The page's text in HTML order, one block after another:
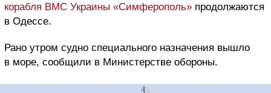
корабля ВМС Украины «Симферополь» продолжаются
в Одессе.
Рано утром судно специального назначения вышло
в море, сообщили в Министерстве обороны.